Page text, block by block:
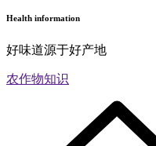
Health information
好味道源于好产地
农作物知识